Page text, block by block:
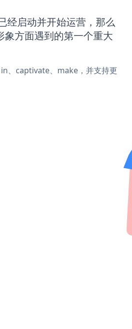
启动并开始运营，那么
方面遇到的第一个重大
、captivate、make，并支持更